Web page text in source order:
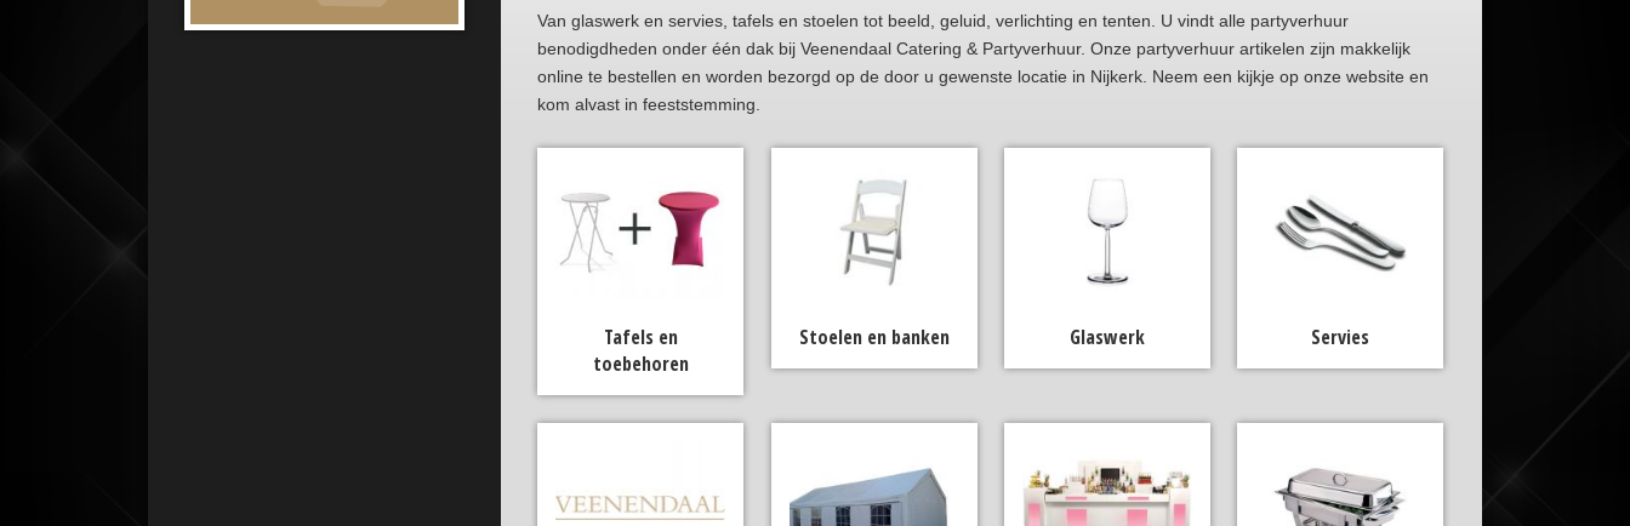
Van glaswerk en servies, tafels en stoelen tot beeld, geluid, verlichting en tenten. U vindt alle partyverhuur
benodigdheden onder één dak bij Veenendaal Catering & Partyverhuur. Onze partyverhuur artikelen zijn makkelijk
online te bestellen en worden bezorgd op de door u gewenste locatie in Nijkerk. Neem een kijkje op onze website en
kom alvast in feeststemming.
Tafels en
toebehoren
Stoelen en banken Glaswerk Servies